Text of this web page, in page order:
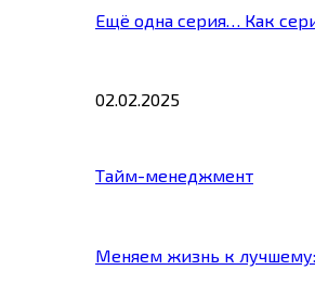
Ещё одна серия… Как
02.02.2025
Тайм-менеджмент
Меняем жизнь к